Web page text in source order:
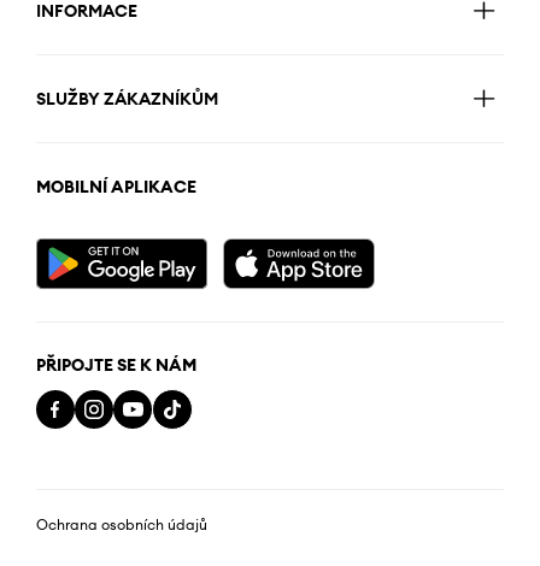
INFORMACE
SLUŽBY ZÁKAZNÍKŮM
MOBILNÍ APLIKACE
PŘIPOJTE SE K NÁM
Ochrana osobních údajů